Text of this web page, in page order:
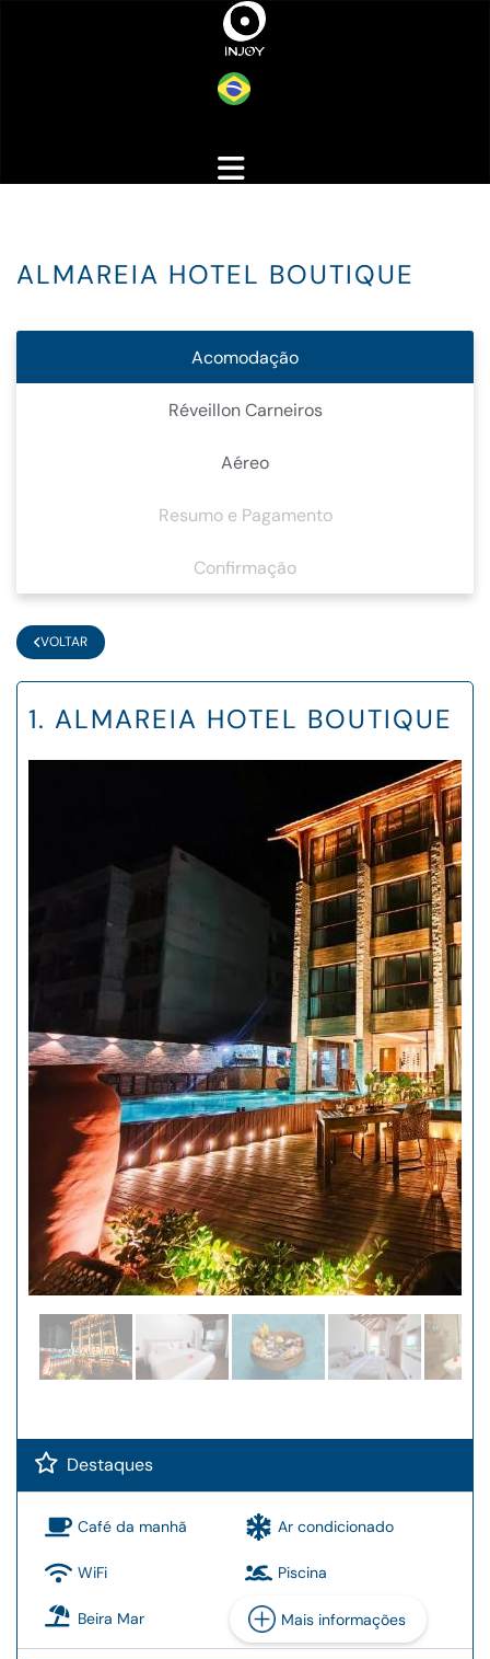
ALMAREIA HOTEL BOUTIQUE
VOLTAR
Acomodação
Réveillon Carneiros
Aéreo
Resumo e Pagamento
Confirmação
1. ALMAREIA HOTEL BOUTIQUE
Destaques
Café da manhã Ar condicionado
WiFi Piscina
Beira Mar Mais informações